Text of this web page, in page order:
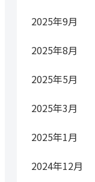
2025年9月
2025年8月
2025年5月
2025年3月
2025年1月
2024年12月